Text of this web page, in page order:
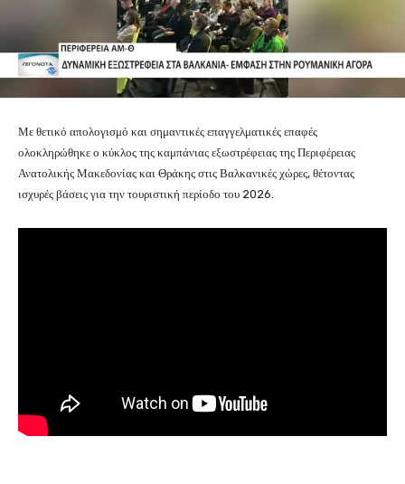
Με θετικό απολογισμό και σημαντικές επαγγελματικές επαφές
ολοκληρώθηκε ο κύκλος της καμπάνιας εξωστρέφειας της Περιφέρειας
Ανατολικής Μακεδονίας και Θράκης στις Βαλκανικές χώρες, θέτοντας
ισχυρές βάσεις για την τουριστική περίοδο του 2026.